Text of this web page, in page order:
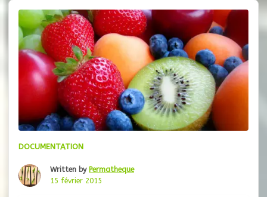
guérison,
DOCUMENTATION
Written by Permatheque
15 février 2015